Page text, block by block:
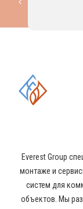
Everest Group
монтаже и
систем для
объектов. Мы